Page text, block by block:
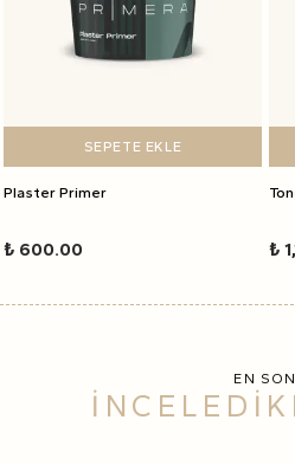
SEPETE EKLE
Plaster Primer
₺ 600.00 ₺
EN SON